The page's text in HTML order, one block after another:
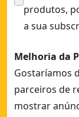
produtos,
a sua
Melhoria da
Gostaríamos
parceiros de
mostrar